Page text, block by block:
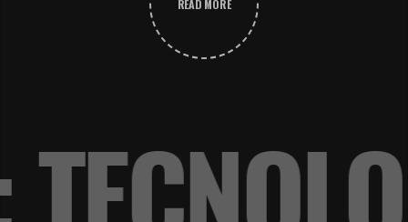
READ MORE